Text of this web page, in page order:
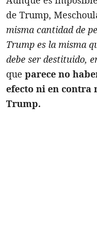
de Trump,
misma cantidad de
Trump es la misma
debe ser destituido,
que parece no
efecto ni en contra
Trump.